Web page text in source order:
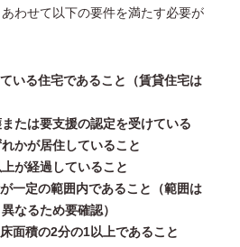
わせて以下の要件を満たす必要が
いる住宅であること（賃貸住宅は
たは要支援の認定を受けている
かが居住していること
が経過していること
一定の範囲内であること（範囲は
なるため要確認）
面積の2分の1以上であること